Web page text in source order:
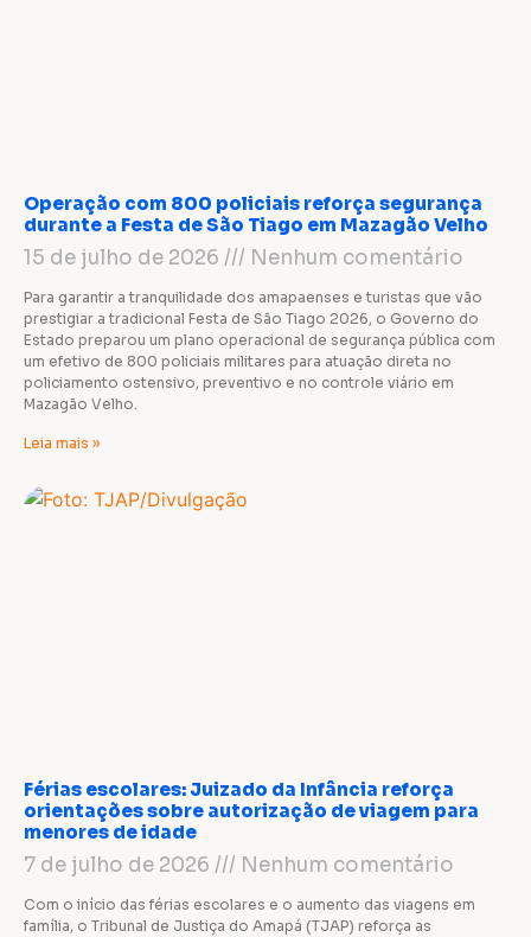
Operação com 800 policiais reforça segurança
durante a Festa de São Tiago em Mazagão Velho
15 de julho de 2026 Nenhum comentário
Para garantir a tranquilidade dos amapaenses e turistas que vão
prestigiar a tradicional Festa de São Tiago 2026, o Governo do
Estado preparou um plano operacional de segurança pública com
um efetivo de 800 policiais militares para atuação direta no
policiamento ostensivo, preventivo e no controle viário em
Mazagão Velho.
Leia mais »
Férias escolares: Juizado da Infância reforça
orientações sobre autorização de viagem para
menores de idade
7 de julho de 2026 Nenhum comentário
Com o início das férias escolares e o aumento das viagens em
família, o Tribunal de Justiça do Amapá (TJAP) reforça as